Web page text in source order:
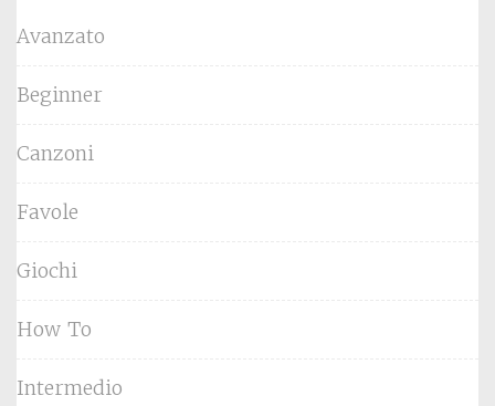
Avanzato
Beginner
Canzoni
Favole
Giochi
How To
Intermedio